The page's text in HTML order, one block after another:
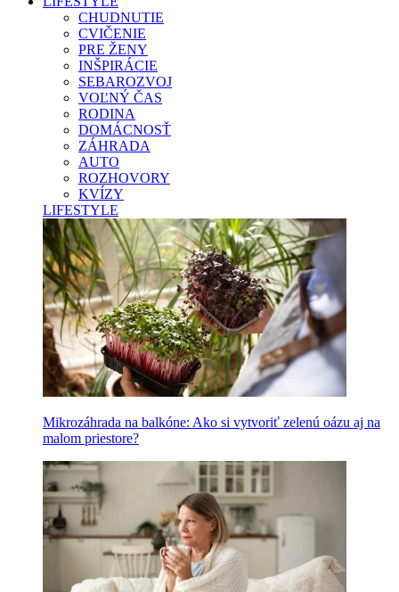
CHUDNUTIE
CVIČENIE
PRE ŽENY
INŠPIRÁCIE
SEBAROZVOJ
VOĽNÝ ČAS
RODINA
DOMÁCNOSŤ
ZÁHRADA
AUTO
ROZHOVORY
KVÍZY
LIFESTYLE
Mikrozáhrada na balkóne: Ako si vytvoriť zelenú oázu aj na
malom priestore?